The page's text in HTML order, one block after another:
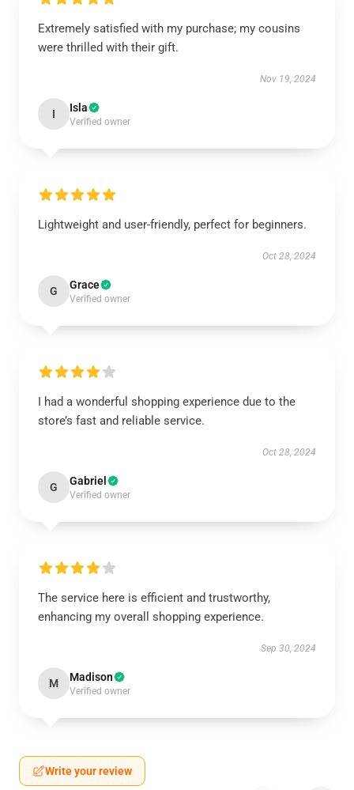
Extremely satisfied with my purchase; my cousins
were thrilled with their gift.
Nov 19, 2024
I Isla
Verified owner
Lightweight and user-friendly, perfect for beginners.
Oct 28, 2024
G Grace
Verified owner
I had a wonderful shopping experience due to the
store’s fast and reliable service.
Oct 28, 2024
G Gabriel
Verified owner
The service here is efficient and trustworthy,
enhancing my overall shopping experience.
Sep 30, 2024
M Madison
Verified owner
Write your review